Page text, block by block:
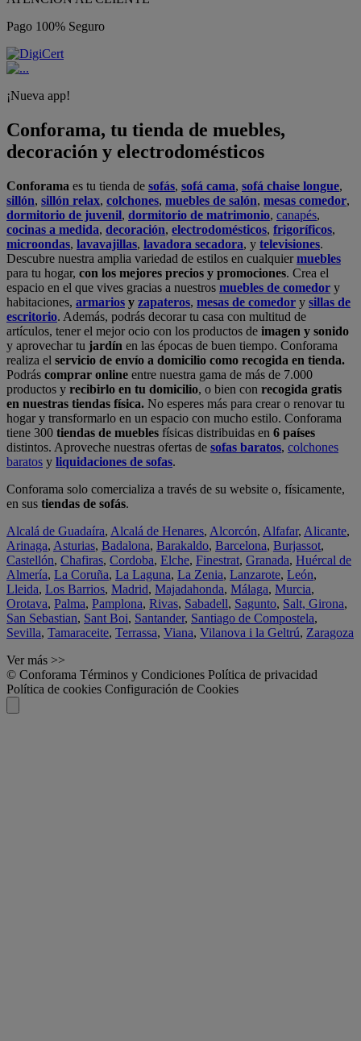
Pago 100% Seguro
¡Nueva app!
Conforama, tu tienda de muebles,
decoración y electrodomésticos
Conforama es tu tienda de sofás, sofá cama, sofá chaise longue,
sillón, sillón relax, colchones, muebles de salón, mesas comedor,
dormitorio de juvenil, dormitorio de matrimonio, canapés,
cocinas a medida, decoración, electrodomésticos, frigoríficos,
microondas, lavavajillas, lavadora secadora, y televisiones.
Descubre nuestra amplia variedad de estilos en cualquiermuebles
para tu hogar, con los mejores precios y promociones. Crea el
espacio en el que vives gracias a nuestros muebles de comedor y
habitaciones, armarios y zapateros, mesas de comedor y sillas de
escritorio. Además, podrás decorar tu casa con multitud de
artículos, tener el mejor ocio con los productos de imagen y sonido
y aprovechar tu jardín en las épocas de buen tiempo. Conforama
realiza el servicio de envío a domicilio como recogida en tienda.
Podrás comprar online entre nuestra gama de más de 7.000
productos y recibirlo en tu domicilio, o bien con recogida gratis
en nuestras tiendas física. No esperes más para crear o renovar tu
hogar y transformarlo en un espacio con mucho estilo. Conforama
tiene 300 tiendas de muebles físicas distribuidas en 6 países
distintos. Aproveche nuestras ofertas de sofas baratos, colchones
baratos y liquidaciones de sofas.
Conforama solo comercializa a través de su website o, físicamente,
en sus tiendas de sofás.
Alcalá de Guadaíra, Alcalá de Henares, Alcorcón, Alfafar, Alicante,
Arinaga, Asturias, Badalona, Barakaldo, Barcelona, Burjassot,
Castellón, Chafiras, Cordoba, Elche, Finestrat, Granada, Huércal de
Almería, La Coruña, La Laguna, La Zenia, Lanzarote, León,
Lleida, Los Barrios, Madrid, Majadahonda, Málaga, Murcia,
Orotava, Palma, Pamplona, Rivas, Sabadell, Sagunto, Salt, Girona,
San Sebastian, Sant Boi, Santander, Santiago de Compostela,
Sevilla, Tamaraceite, Terrassa, Viana, Vilanova i la Geltrú, Zaragoza
Ver más >>
© Conforama Términos y Condiciones Política de privacidad
Política de cookies Configuración de Cookies